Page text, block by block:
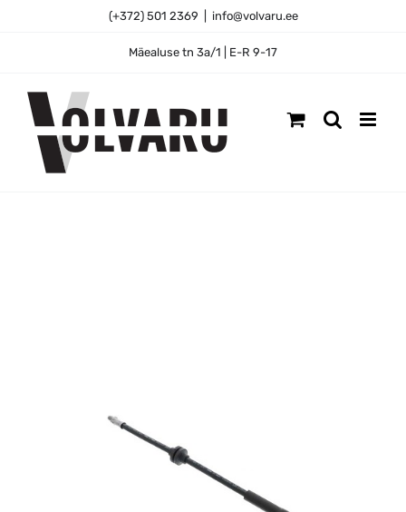
(+372) 501 2369 info@volvaru.ee
Mäealuse tn 3a/1 | E-R 9-17